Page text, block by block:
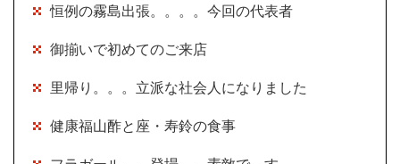
恒例の霧島出張。。。。今回の代表者
御揃いで初めてのご来店
里帰り。。。立派な社会人になりました
健康福山酢と座・寿鈴の食事